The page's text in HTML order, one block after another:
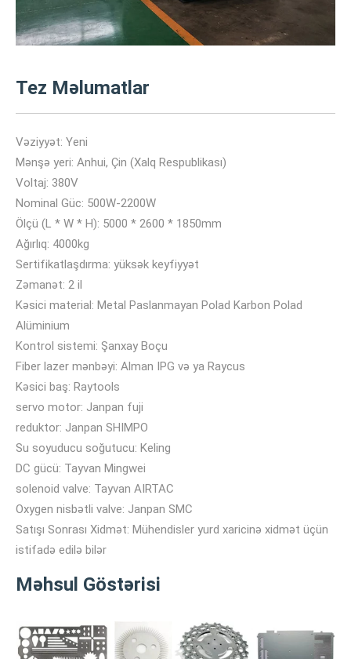
Tez Məlumatlar
Vəziyyət: Yeni
Mənşə yeri: Anhui, Çin (Xalq Respublikası)
Voltaj: 380V
Nominal Güc: 500W-2200W
Ölçü (L * W * H): 5000 * 2600 * 1850mm
Ağırlıq: 4000kg
Sertifikatlaşdırma: yüksək keyfiyyət
Zəmanət: 2 il
Kəsici material: Metal Paslanmayan Polad Karbon Polad
Alüminium
Kontrol sistemi: Şanxay Boçu
Fiber lazer mənbəyi: Alman IPG və ya Raycus
Kəsici baş: Raytools
servo motor: Janpan fuji
reduktor: Janpan SHIMPO
Su soyuducu soğutucu: Keling
DC gücü: Tayvan Mingwei
solenoid valve: Tayvan AIRTAC
Oxygen nisbətli valve: Janpan SMC
Satışı Sonrası Xidmət: Mühendisler yurd xaricinə xidmət üçün
istifadə edilə bilər
Məhsul Göstərisi